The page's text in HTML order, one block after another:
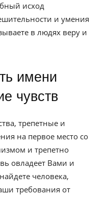
исход
и умения
в людях веру и
чувств
трепетные и
на первое место со
и трепетно
овладеет Вами и
человека,
требования от